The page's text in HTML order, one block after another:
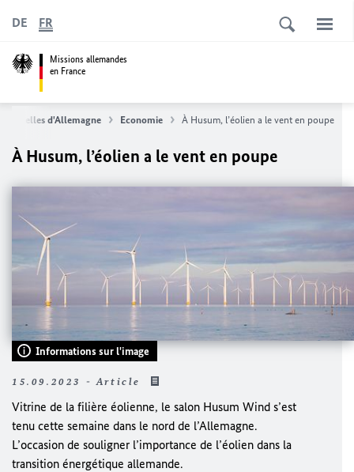
Missions allemandes
en France
DE FR
d'Allemagne Economie À Husum, l’éolien a le vent en poupe
ÀHusum, l’éolien a le vent en poupe
Informations sur l'image
15.09.2023 - Article
Vitrine de la filière éolienne, le salon Husum Wind s’est
tenu cette semaine dans le nord de l’Allemagne.
L’occasion de souligner l’importance de l’éolien dans la
transition énergétique allemande.